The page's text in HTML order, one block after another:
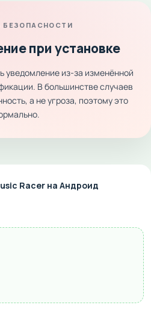
БЕЗОПАСНОСТИ
при установке
уведомление из-за изменённой
В большинстве случаев
а не угроза, поэтому это
Racer на Андроид